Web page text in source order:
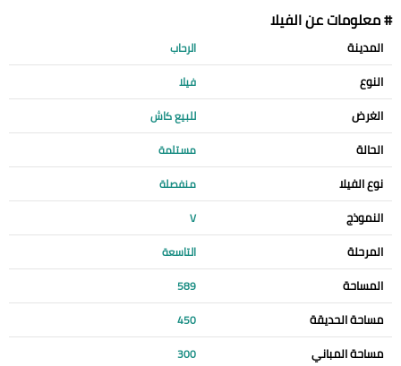
# معلومات عن الفيلا
المدينة الرحاب
النوع فيلا
الغرض للبيع كاش
الحالة مستلمة
نوع الفيلا منفصلة
النموذج V
المرحلة التاسعة
المساحة 589
مساحة الحديقة 450
مساحة المباني 300